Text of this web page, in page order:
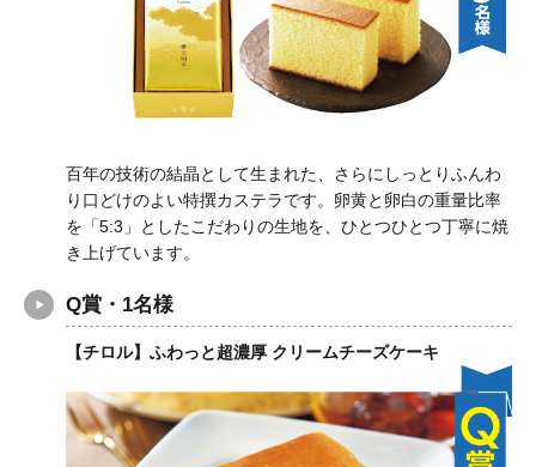
百年の技術の結晶として生まれた、さらにしっとりふんわ
り口どけのよい特撰カステラです。卵黄と卵白の重量比率
を「5:3」としたこだわりの生地を、ひとつひとつ丁寧に焼
き上げています。
Q賞・1名様
【チロル】ふわっと超濃厚 クリームチーズケーキ